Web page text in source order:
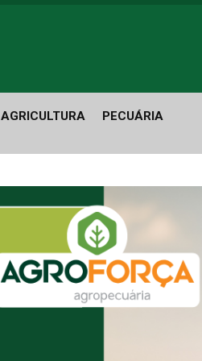
AGRICULTURA PECUÁRIA